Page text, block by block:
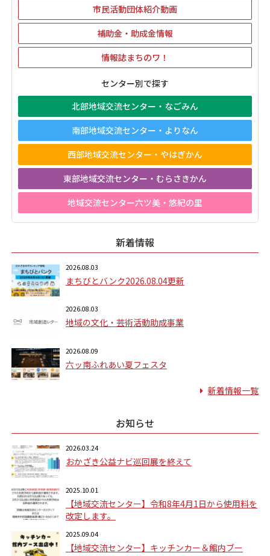
市民活動団体紹介動画
補助金・助成金情報
情報誌まちのワ！
センター別で探す
北部地域交流センター・なごみん
南部地域交流センター・よりなん
西部地域交流センター・やはぎかん
東部地域交流センター・むらさきかん
地域交流センター六ツ美・悠紀の里
新着情報
2026.08.03
まちびとバンク2026.08.04更新
2026.08.03
地域の文化・芸術活動助成事業
2026.08.09
六ッ南ふれあい夏フェスタ
新着情報一覧
お知らせ
2026.03.24
おかざき公益ナビ巡回展を終えて
2025.10.01
【地域交流センター】令和8年4月1日から使用料を
改定します。
2025.09.04
【地域交流センター】キッチンカー＆館内ブー